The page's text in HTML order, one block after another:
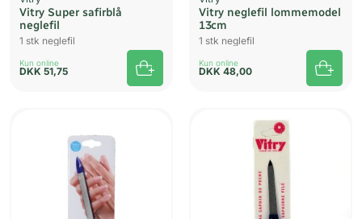
Vitry Super safirblå
neglefil
1 stk neglefil
Kun online
DKK 51,75
Vitry neglefil lommemodel
13cm
1 stk neglefil
Kun online
DKK 48,00
UDSOLGT